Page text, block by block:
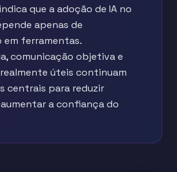
que a adoção de IA no
apenas de
ferramentas.
comunicação objetiva e
úteis continuam
centrais para reduzir
a confiança do